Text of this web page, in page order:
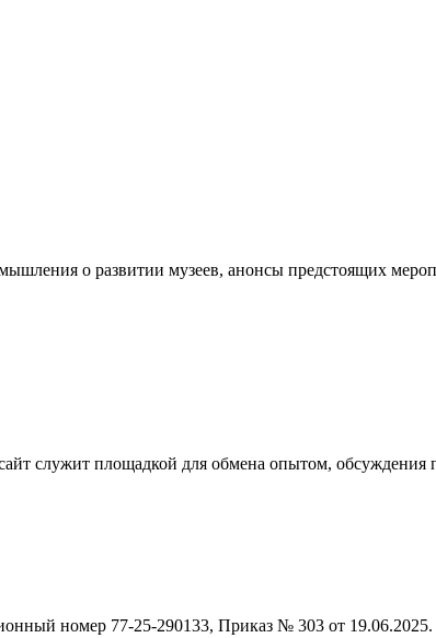
о развитии музеев, анонсы предстоящих
служит площадкой для обмена опытом, обсуждения
номер 77-25-290133, Приказ № 303 от 19.06.2025.